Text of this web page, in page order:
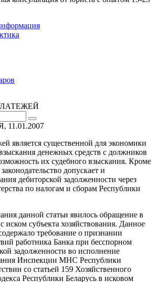
является существенной для экономики
денежных средств с должников
их судебного взыскания. Кроме
допускает и
дебиторской задолженности через
по налогам и сборам Республики
данной статьи явилось обращение в
иском субъекта хозяйствования. Данное
требование о признании
работника Банка при бесспорном
задолженности во исполнение
Инспекции МНС Республики
со статьей 159 Хозяйственного
Республики Беларусь в исковом